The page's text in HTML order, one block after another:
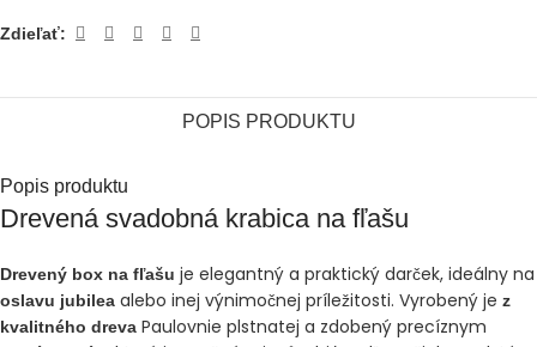
Zdieľať:
POPIS PRODUKTU
Popis produktu
Drevená svadobná krabica na fľašu
Drevený box na fľašu je elegantný a praktický darček, ideálny na
oslavu jubilea alebo inej výnimočnej príležitosti. Vyrobený je z
kvalitného dreva Paulovnie plstnatej a zdobený precíznym